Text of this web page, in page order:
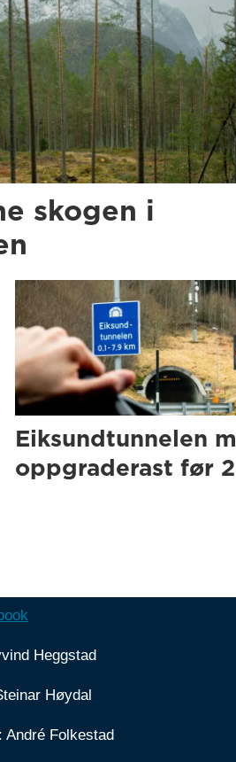
skogen i
Eiksundtunnelen
oppgraderast før
Heggstad
Høydal
André Folkestad